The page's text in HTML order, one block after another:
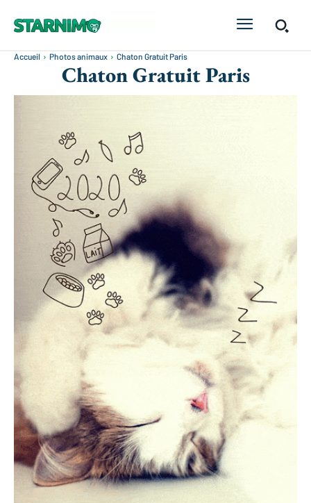
Accueil Photos animaux Chaton Gratuit Paris
Chaton Gratuit Paris